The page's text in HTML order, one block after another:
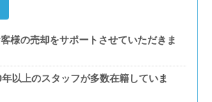
様の売却をサポートさせていただきま
以上のスタッフが多数在籍していま